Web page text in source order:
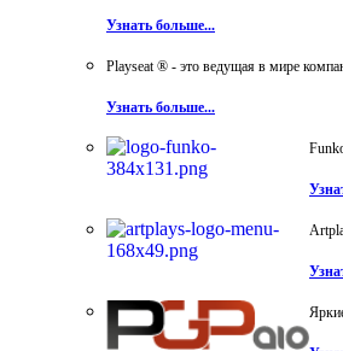
Узнать больше...
Playseat ® - это ведущая в мире
Узнать больше...